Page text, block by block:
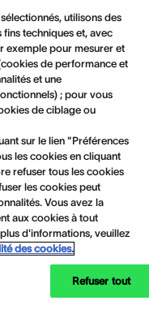
utilisons des
techniques et, avec
exemple pour mesurer et
de performance et
et une
; pour vous
de ciblage ou
sur le lien "Préférences
les cookies en cliquant
refuser tous les cookies
les cookies peut
Vous avez la
aux cookies à tout
d'informations, veuillez
des cookies.
Refuser tout